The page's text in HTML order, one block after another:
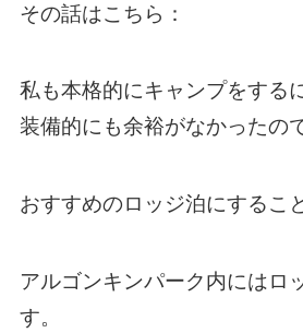
その話はこちら：
私も本格的にキャンプをする
装備的にも余裕がなかったので
おすすめのロッジ泊にするこ
アルゴンキンパーク内にはロ
す。